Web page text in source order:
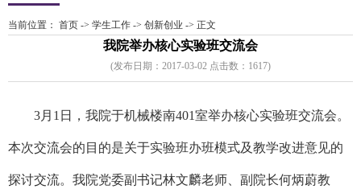
当前位置： 首页 -> 学生工作 -> 创新创业 -> 正文
我院举办核心实验班交流会
(发布日期：2017-03-02 点击数： 1617)
3月1日，我院于机械楼南401室举办核心实验班交流会。
本次交流会的目的是关于实验班办班模式及教学改进意见的
探讨交流。我院党委副书记林文麟老师、副院长何炳蔚教